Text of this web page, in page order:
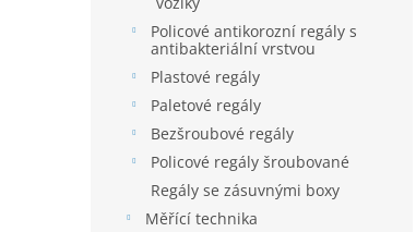
Policové antikorozní regály s
antibakteriální vrstvou
Plastové regály
Paletové regály
Bezšroubové regály
Policové regály šroubované
Regály se zásuvnými boxy
Měřící technika